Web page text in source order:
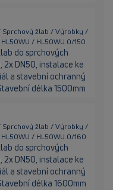
žlab / Výrobky /
/ HL50WU.0/150
do sprchových
DN50, instalace ke
a stavební ochranný
délka 1500mm
žlab / Výrobky /
/ HL50WU.0/160
do sprchových
DN50, instalace ke
a stavební ochranný
délka 1600mm